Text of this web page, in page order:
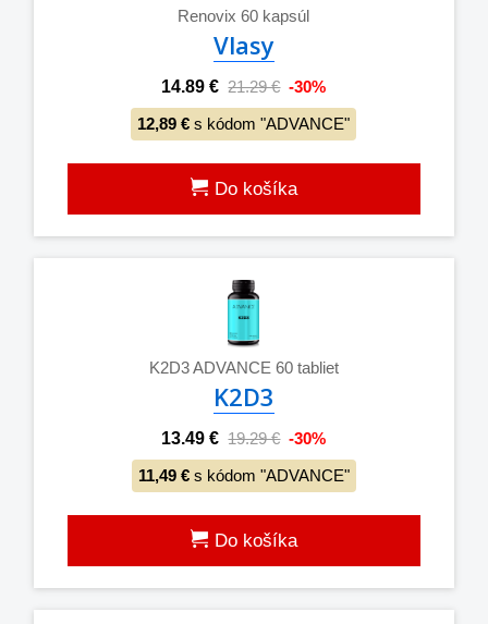
Renovix 60 kapsúl
Vlasy
14.89 € 21.29 € -30%
12,89 € s kódom "ADVANCE"
Do košíka
K2D3 ADVANCE 60 tabliet
K2D3
13.49 € 19.29 € -30%
11,49 €s kódom "ADVANCE"
Do košíka